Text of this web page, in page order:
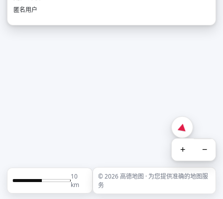
匿名用户
+ −
10
km
© 2026 高德地图 · 为您提供准确的地图服
务